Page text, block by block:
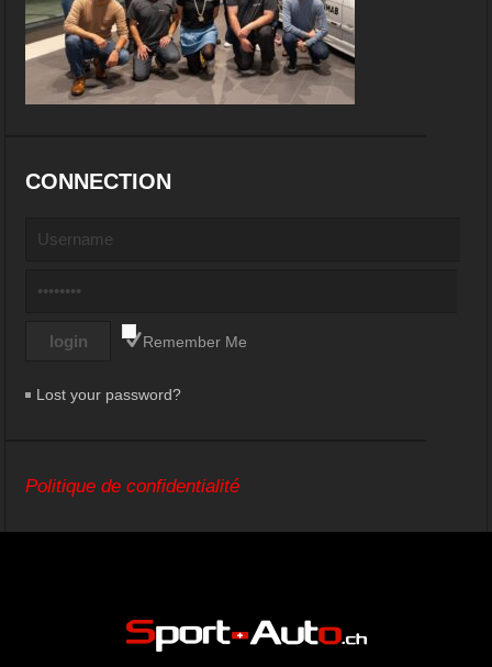
CONNECTION
Remember Me
Lost your password?
Politique de confidentialité